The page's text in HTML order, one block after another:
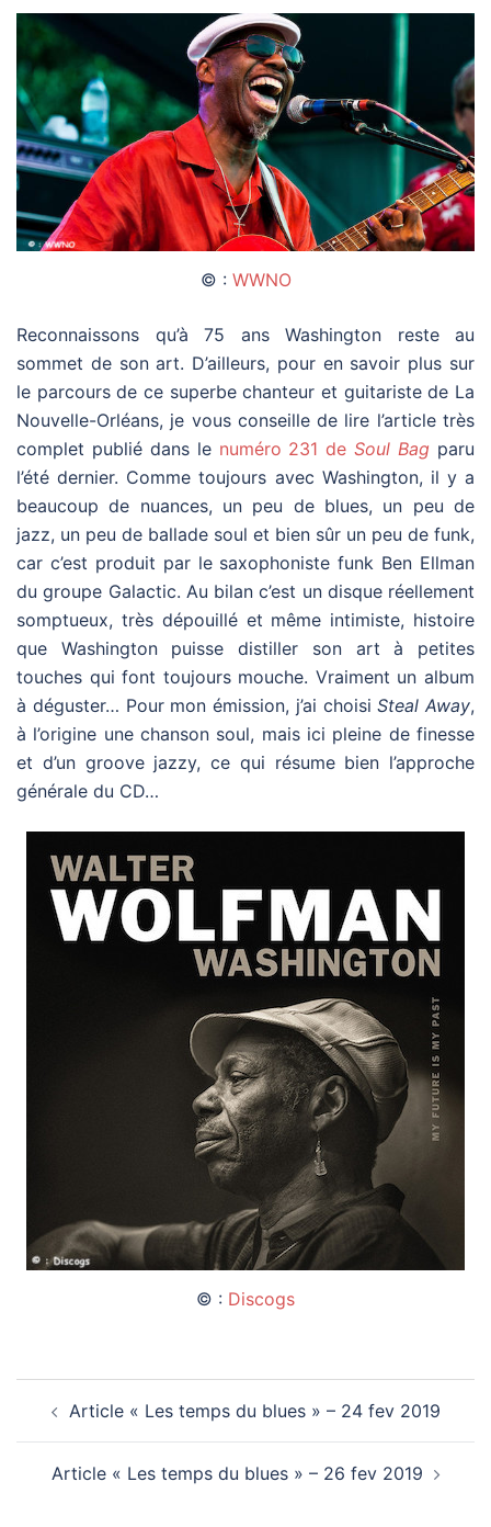
© : WWNO
Reconnaissons qu’à 75 ans Washington reste au
sommet de son art. D’ailleurs, pour en savoir plus sur
le parcours de ce superbe chanteur et guitariste de La
Nouvelle-Orléans, je vous conseille de lire l’article très
complet publié dans le numéro 231 deSoul Bag paru
l’été dernier. Comme toujours avec Washington, il y a
beaucoup de nuances, un peu de blues, un peu de
jazz, un peu de ballade soul et bien sûr un peu de funk,
car c’est produit par le saxophoniste funk Ben Ellman
du groupe Galactic. Au bilan c’est un disque réellement
somptueux, très dépouillé et même intimiste, histoire
que Washington puisse distiller son art à petites
touches qui font toujours mouche. Vraiment un album
à déguster… Pour mon émission, j’ai choisiSteal Away,
à l’origine une chanson soul, mais ici pleine de finesse
et d’un groove jazzy, ce qui résume bien l’approche
générale du CD…
© : Discogs
d’article
Article « Les temps du blues » – 24 fev 2019
Article « Les temps du blues » – 26 fev 2019